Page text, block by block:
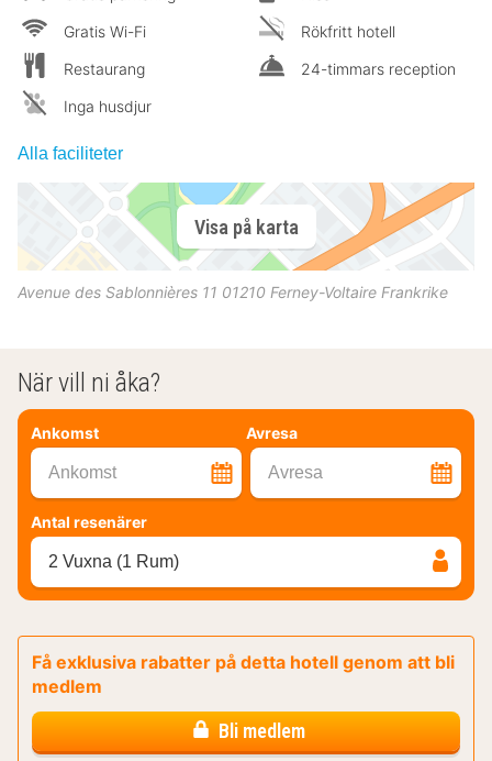
Gratis Wi-Fi
Restaurang
Inga husdjur
Rökfritt hotell
24-timmars reception
Alla faciliteter
Visa på karta
Avenue des Sablonnières 11 01210 Ferney-Voltaire Frankrike
När vill ni åka?
Ankomst Avresa
Ankomst Avresa
Antal resenärer
2 Vuxna (1 Rum)
Få exklusiva rabatter på detta hotell genom att bli
medlem
Bli medlem